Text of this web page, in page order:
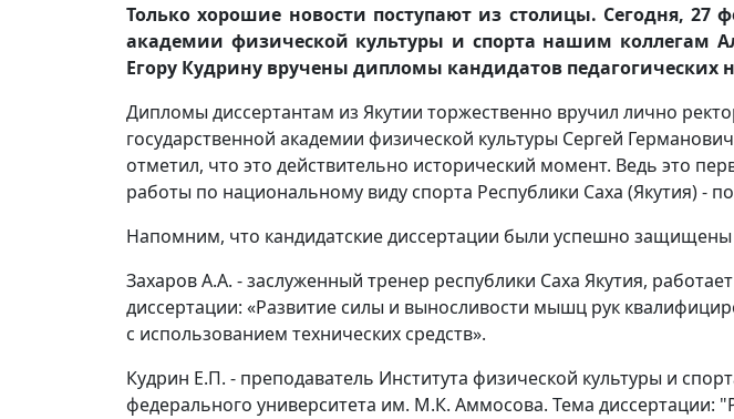
Только хорошие новости поступают из столицы. Сегодня, 27
академии физической культуры и спорта нашим коллегам
Егору Кудрину вручены дипломы кандидатов педагогических
Дипломы диссертантам из Якутии торжественно вручил лично
государственной академии физической культуры Сергей
отметил, что это действительно исторический момент. Ведь это
работы по национальному виду спорта Республики Саха (Якутия) -
Напомним, что кандидатские диссертации были успешно
Захаров А.А. - заслуженный тренер республики Саха Якутия,
диссертации: «Развитие силы и выносливости мышц рук
с использованием технических средств».
Кудрин Е.П. - преподаватель Института физической культуры и
федерального университета им. М.К. Аммосова. Тема диссертации: